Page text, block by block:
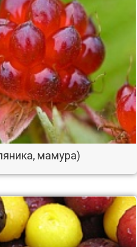
мамура)